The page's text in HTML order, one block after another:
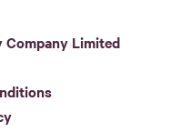
Limited